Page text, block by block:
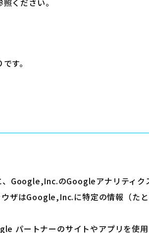
ください。
す。
Google,Inc.のGoogleアナリティク
ザはGoogle,Inc.に特定の情報（た
パートナーのサイトやアプリを使